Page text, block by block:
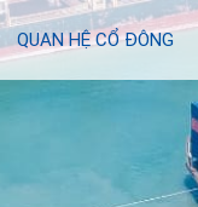
QUAN HỆ CỔ ĐÔNG